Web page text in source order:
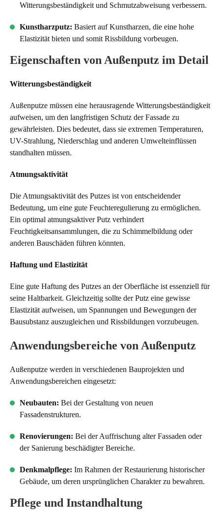
Witterungsbeständigkeit und Schmutzabweisung verbessern.
Kunstharzputz: Basiert auf Kunstharzen, die eine hohe
Elastizität bieten und somit Rissbildung vorbeugen.
Eigenschaften von Außenputz im Detail
Witterungsbeständigkeit
Außenputze müssen eine herausragende Witterungsbeständigkeit
aufweisen, um den langfristigen Schutz der Fassade zu
gewährleisten. Dies bedeutet, dass sie extremen Temperaturen,
UV-Strahlung, Niederschlag und anderen Umwelteinflüssen
standhalten müssen.
Atmungsaktivität
Die Atmungsaktivität des Putzes ist von entscheidender
Bedeutung, um eine gute Feuchteregulierung zu ermöglichen.
Ein optimal atmungsaktiver Putz verhindert
Feuchtigkeitsansammlungen, die zu Schimmelbildung oder
anderen Bauschäden führen könnten.
Haftung und Elastizität
Eine gute Haftung des Putzes an der Oberfläche ist essenziell für
seine Haltbarkeit. Gleichzeitig sollte der Putz eine gewisse
Elastizität aufweisen, um Spannungen und Bewegungen der
Bausubstanz auszugleichen und Rissbildungen vorzubeugen.
Anwendungsbereiche von Außenputz
Außenputze werden in verschiedenen Bauprojekten und
Anwendungsbereichen eingesetzt:
Neubauten: Bei der Gestaltung von neuen
Fassadenstrukturen.
Renovierungen: Bei der Auffrischung alter Fassaden oder
der Sanierung beschädigter Bereiche.
Denkmalpflege: Im Rahmen der Restaurierung historischer
Gebäude, um deren ursprünglichen Charakter zu bewahren.
Pflege und Instandhaltung